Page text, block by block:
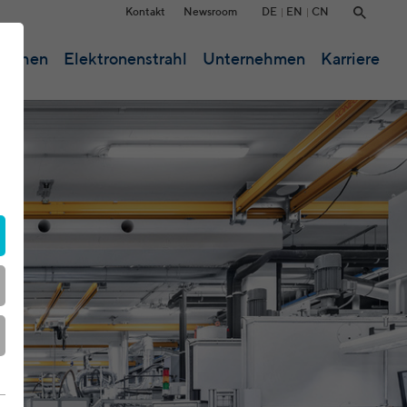
Kontakt Newsroom DE EN CN
Elektronenstrahl Unternehmen Karriere